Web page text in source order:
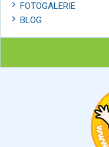
FOTOGALERIE
BLOG